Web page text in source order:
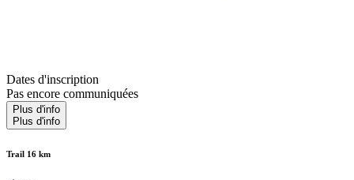
Dates d'inscription
Pas encore communiquées
Plus d'info
Plus d'info
Trail 16 km